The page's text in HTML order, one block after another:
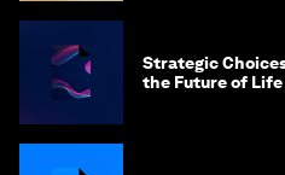
Strategic
the Future of